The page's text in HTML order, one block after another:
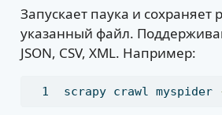
Запускает паука и сохраняет
указанный файл.
JSON, CSV, XML. Например:
scrapy crawl myspider